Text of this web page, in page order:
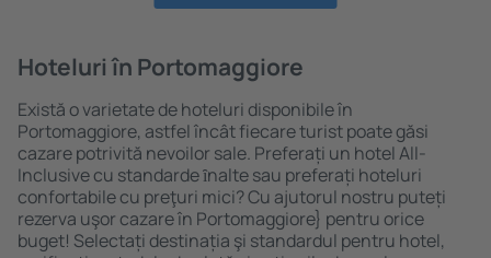
Hoteluri în Portomaggiore
Există o varietate de hoteluri disponibile în
Portomaggiore, astfel încât fiecare turist poate găsi
cazare potrivită nevoilor sale. Preferați un hotel All-
Inclusive cu standarde ȋnalte sau preferați hoteluri
confortabile cu preţuri mici? Cu ajutorul nostru puteți
rezerva uşor cazare în Portomaggiore} pentru orice
buget! Selectați destinația şi standardul pentru hotel,